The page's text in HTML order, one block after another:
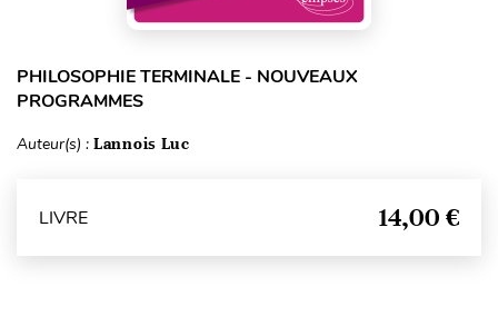
PHILOSOPHIE TERMINALE - NOUVEAUX
PROGRAMMES
Auteur(s) : Lannois Luc
LIVRE 14,00 €